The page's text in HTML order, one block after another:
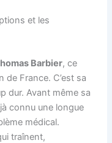
et les
Barbier, ce
de France. C’est sa
dur. Avant même sa
connu une longue
médical.
traînent,